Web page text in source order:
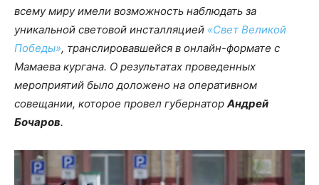
всему миру имели возможность наблюдать за
уникальной световой инсталляцией «Свет Великой
Победы», транслировавшейся в онлайн-формате с
Мамаева кургана. О результатах проведенных
мероприятий было доложено на оперативном
совещании, которое провел губернатор Андрей
Бочаров.